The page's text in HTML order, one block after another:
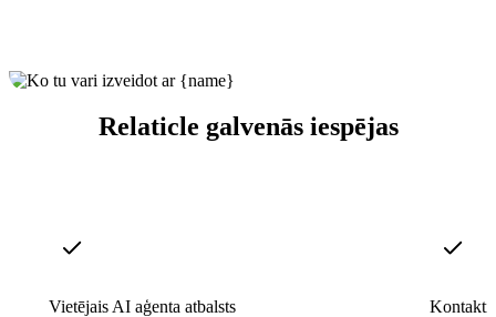
Relaticle galvenās iespējas
Vietējais AI aģenta atbalsts Kontakti